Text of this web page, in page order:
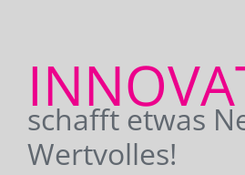
schafft etwas
Wertvolles!